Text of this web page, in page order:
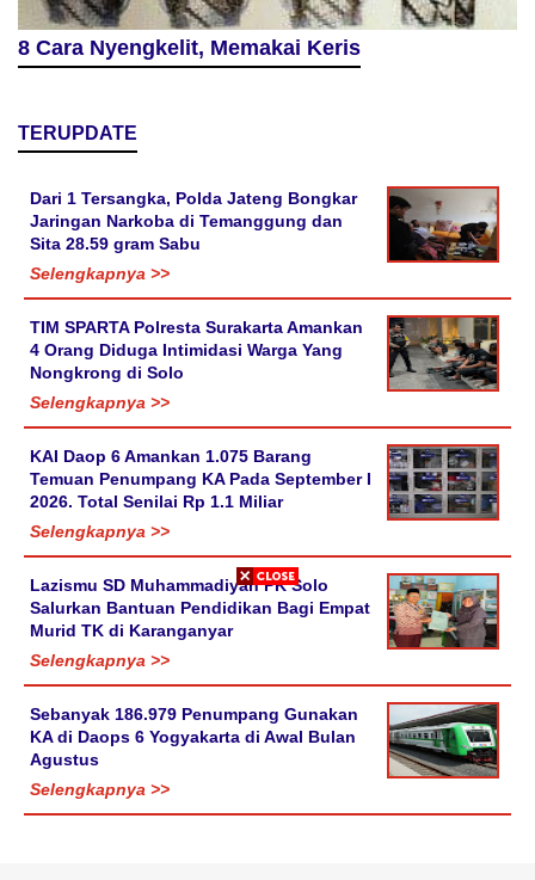
8 Cara Nyengkelit, Memakai Keris
TERUPDATE
Dari 1 Tersangka, Polda Jateng Bongkar
Jaringan Narkoba di Temanggung dan
Sita 28.59 gram Sabu
Selengkapnya >>
TIM SPARTA Polresta Surakarta Amankan
4 Orang Diduga Intimidasi Warga Yang
Nongkrong di Solo
Selengkapnya >>
KAI Daop 6 Amankan 1.075 Barang
Temuan Penumpang KA Pada September I
2026. Total Senilai Rp 1.1 Miliar
Selengkapnya >>
Lazismu SD Muhammadiyah PK Solo
Salurkan Bantuan Pendidikan Bagi Empat
Murid TK di Karanganyar
Selengkapnya >>
Sebanyak 186.979 Penumpang Gunakan
KA di Daops 6 Yogyakarta di Awal Bulan
Agustus
Selengkapnya >>